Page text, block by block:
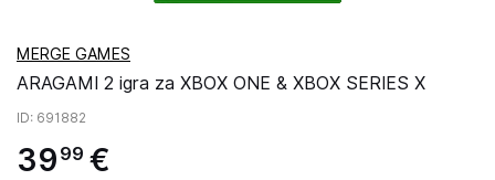
MERGE GAMES
ARAGAMI 2 igra za XBOX ONE & XBOX SERIES X
ID: 691882
39 99 €